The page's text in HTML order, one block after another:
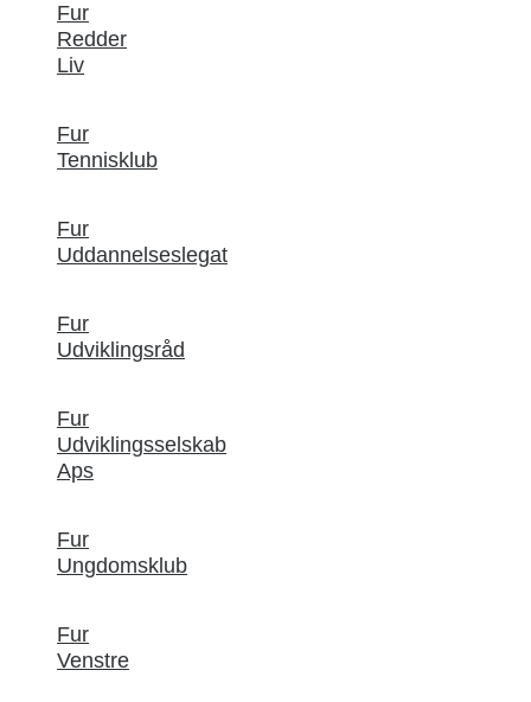
Fur
Redder
Liv
Fur
Tennisklub
Fur
Uddannelseslegat
Fur
Udviklingsråd
Fur
Udviklingsselskab
Aps
Fur
Ungdomsklub
Fur
Venstre